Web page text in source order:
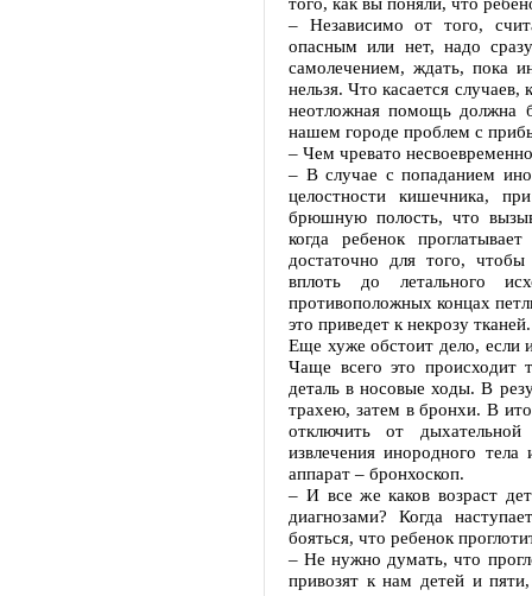
– Независимо от того,
опасным или нет, надо
самолечением, ждать, пока
нельзя. Что касается
неотложная помощь должна
нашем городе проблем с
– Чем чревато
– В случае с попаданием
целостности кишечника,
брюшную полость, что
когда ребенок
достаточно для того,
вплоть до летального
противоположных концах
это приведет к некрозу
Еще хуже обстоит дело, если
Чаще всего это происходит
деталь в носовые ходы. В
трахею, затем в бронхи. В
отключить от
извлечения инородного тела
аппарат – бронхоскоп.
– И все же каков возраст
диагнозами? Когда
бояться, что ребенок
– Не нужно думать, что
привозят к нам детей и